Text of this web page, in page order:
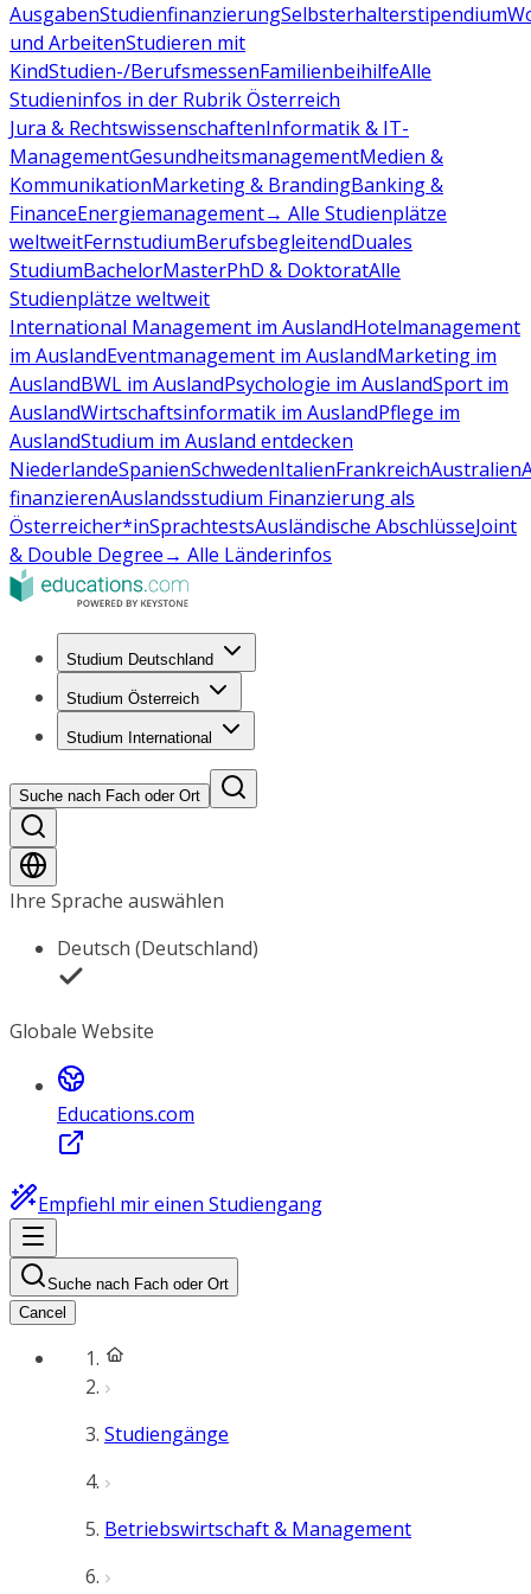
AusgabenStudienfinanzierungSelbsterhalterstipendium
und ArbeitenStudieren mit
KindStudien-/BerufsmessenFamilienbeihilfeAlle
Studieninfos in der Rubrik Österreich
Jura & RechtswissenschaftenInformatik & IT-
ManagementGesundheitsmanagementMedien &
KommunikationMarketing & BrandingBanking &
FinanceEnergiemanagement→ Alle Studienplätze
weltweitFernstudiumBerufsbegleitendDuales
StudiumBachelorMasterPhD & DoktoratAlle
Studienplätze weltweit
International Management im AuslandHotelmanagement
im AuslandEventmanagement im AuslandMarketing im
AuslandBWL im AuslandPsychologie im AuslandSport im
AuslandWirtschaftsinformatik im AuslandPflege im
AuslandStudium im Ausland entdecken
NiederlandeSpanienSchwedenItalienFrankreichAustralien
finanzierenAuslandsstudium Finanzierung als
Österreicher*inSprachtestsAusländische AbschlüsseJoint
& Double Degree→ Alle Länderinfos
Studium Deutschland
Studium Österreich
Studium International
Suche nach Fach oder Ort
Ihre Sprache auswählen
Deutsch (Deutschland)
Globale Website
Educations.com
Empfiehl mir einen Studiengang
Suche nach Fach oder Ort
Cancel
Studiengänge
Betriebswirtschaft & Management